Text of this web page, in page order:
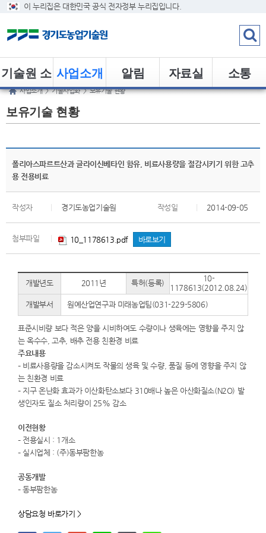
이 누리집은 대한민국 공식 전자정부 누리집입니다.
소통
자료실
알림
사업소개
기술원 소
개
사업소개 > 기술사업화 > 보유기술 현황
보유기술 현황
폴리아스파르트산과 글라이신베타인 함유, 비료사용량을 절감시키기 위한 고추
용 전용비료
작성자 경기도농업기술원 작성일 2014-09-05
첨부파일 10_1178613.pdf 바로보기
개발년도 2011년 특허(등록)
10-
1178613(2012.08.24)
개발부서
원예산업연구과 미래농업팀(031-229-5806)
표준시비량 보다 적은 양을 시비하여도 수량이나 생육에는 영향을 주지 않
는 옥수수, 고추, 배추 전용 친환경 비료
주요내용
– 비료사용량을 감소시켜도 작물의 생육 및 수량, 품질 등에 영향을 주지 않
는 친환경 비료
– 지구 온난화 효과가 이산화탄소보다 310배나 높은 아산화질소(N2O) 발
생인자도 질소 처리량이 25% 감소
이전현황
– 전용실시 : 1개소
– 실시업체 : (주)동부팜한농
공동개발
– 동부팜한농
상담요청 바로가기 >